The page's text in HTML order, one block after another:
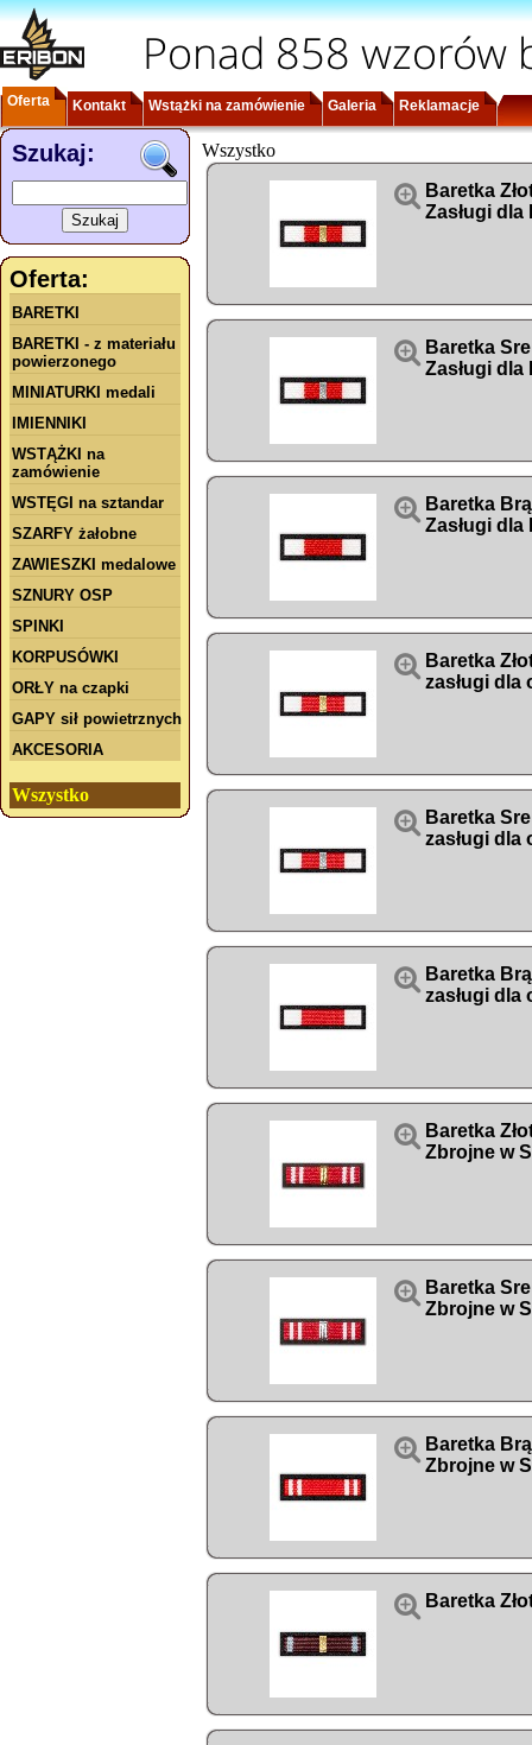
Ponad 858 wzorów
Oferta Kontakt Wstążki na zamówienie Galeria Reklamacje
Szukaj:
Oferta:
BARETKI
BARETKI - z materiału
powierzonego
MINIATURKI medali
IMIENNIKI
WSTĄŻKI na
zamówienie
WSTĘGI na sztandar
SZARFY żałobne
ZAWIESZKI medalowe
SZNURY OSP
SPINKI
KORPUSÓWKI
ORŁY na czapki
GAPY sił powietrznych
AKCESORIA
Wszystko
Wszystko
 Baretka
Zasługi dla
 Baretka
Zasługi dla
 Baretka
Zasługi dla
 Baretka
zasługi
 Baretka
zasługi
 Baretka
zasługi
 Baretka
Zbrojne w
 Baretka
Zbrojne w
 Baretka
Zbrojne w
 Baretka